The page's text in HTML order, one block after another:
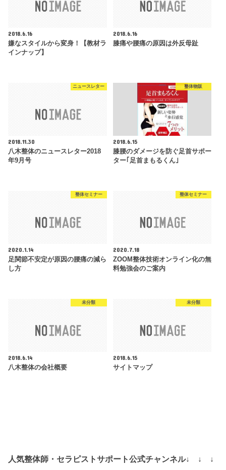
2018.6.16
嫌なスタイルから変身！【教材ラ
インナップ】
2018.6.16
膝痛や腰痛の原因は外反母趾
ニュースレター
2018.11.30
八木整体のニュースレター2018
年9月号
整体物販
2018.6.15
膝腰のダメージを防ぐ足首サポー
ター｢足首まもるくん｣
整体セミナー
2020.1.14
足関節不安定が原因の腰痛の減ら
し方
整体セミナー
2020.7.18
ZOOM整体技術オンライン化の無
料勉強会のご案内
未分類
2018.6.14
八木整体の会社概要
未分類
2018.6.15
サイトマップ
人気整体師・セラピストサポート公式チャンネル↓ ↓ ↓